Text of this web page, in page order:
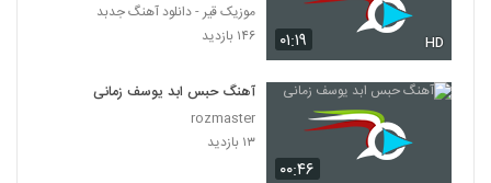
۰۱:۱۹ HD
موزیک قیر - دانلود آهنگ جدبد
۱۴۶ بازدید
۰۰:۴۶
آهنگ حبس ابد یوسف زمانی
rozmaster
۱۳ بازدید